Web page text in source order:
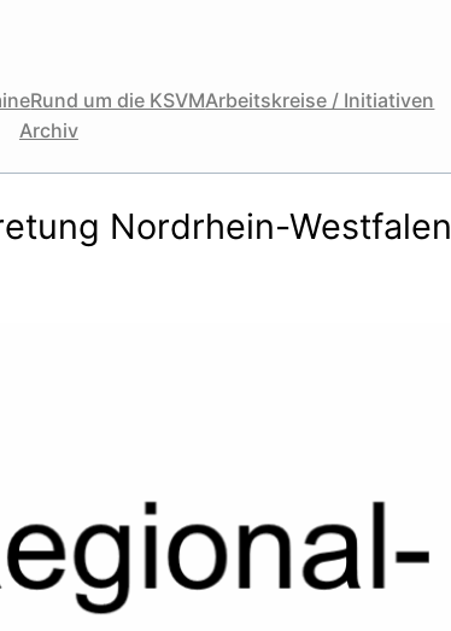
Rund um die KSVMArbeitskreise / Initiativen
Archiv
Nordrhein-Westfalen